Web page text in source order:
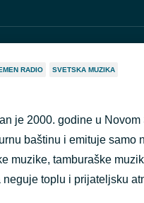
nebo
te
RADIO SVETSKA MUZIKA
je 2000. godine u
baštinu i emituje samo
muzike, tamburaške
neguje toplu i prijateljsku